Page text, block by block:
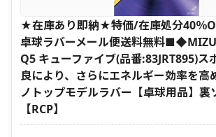
★在庫あり即納★特価/在庫処分40％
卓球ラバーメール便送料無料
Q5 キューファイブ(品番:83JRT895)ス
良により、さらにエネルギー効率を高
ノトップモデルラバー【卓球用品】裏
【RCP】